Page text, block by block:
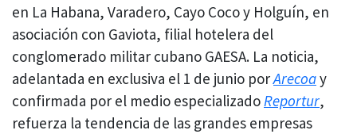
en La Habana, Varadero, Cayo Coco y Holguín, en
asociación con Gaviota, filial hotelera del
conglomerado militar cubano GAESA. La noticia,
adelantada en exclusiva el 1 de junio porArecoay
confirmada por el medio especializado Reportur,
refuerza la tendencia de las grandes empresas